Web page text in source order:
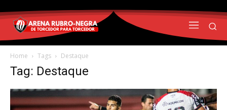
Home Tags Destaque
Tag: Destaque